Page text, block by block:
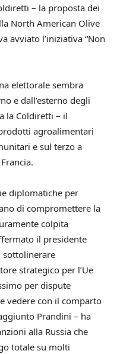
– la proposta dei
North American Olive
avviato l’iniziativa “Non
elettorale sembra
e dall’esterno degli
la Coldiretti – il
agroalimentari
e sul terzo a
diplomatiche per
di compromettere la
colpita
il presidente
sottolinerare
strategico per l’Ue
per dispute
vedere con il comparto
Prandini – ha
alla Russia che
totale su molti